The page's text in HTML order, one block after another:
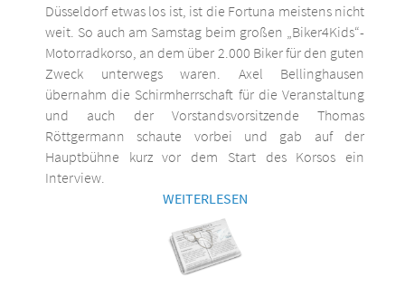
Düsseldorf etwas los ist, ist die Fortuna meistens nicht
weit. So auch am Samstag beim großen „Biker4Kids“-
Motorradkorso, an dem über 2.000 Biker für den guten
Zweck unterwegs waren. Axel Bellinghausen
übernahm die Schirmherrschaft für die Veranstaltung
und auch der Vorstandsvorsitzende Thomas
Röttgermann schaute vorbei und gab auf der
Hauptbühne kurz vor dem Start des Korsos ein
Interview.
WEITERLESEN